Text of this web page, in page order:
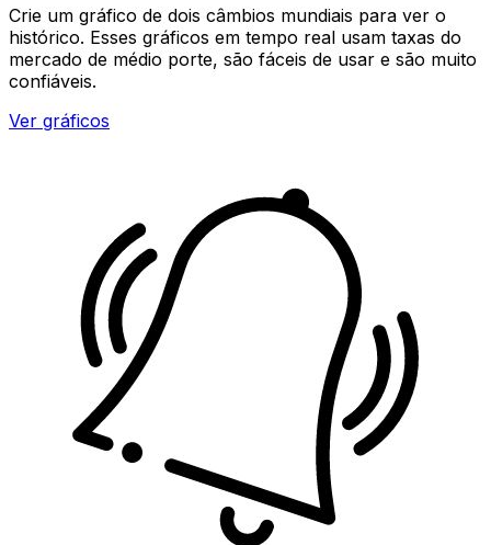
Crie um gráfico de dois câmbios mundiais para ver o
histórico. Esses gráficos em tempo real usam taxas do
mercado de médio porte, são fáceis de usar e são muito
confiáveis.
Ver gráficos